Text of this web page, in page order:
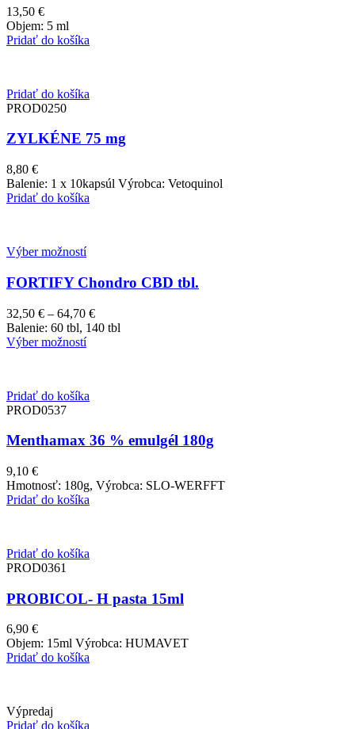
13,50 €
Objem: 5 ml
Pridať do košíka
Pridať do košíka
PROD0250
ZYLKÉNE 75 mg
8,80 €
Balenie: 1 x 10kapsúl Výrobca: Vetoquinol
Pridať do košíka
Výber možností
FORTIFY Chondro CBD tbl.
32,50 € – 64,70 €Price
range:
Balenie: 60 tbl, 140 tbl
Výber možností
Pridať do košíka
PROD0537
Menthamax 36 % emulgél 180g
9,10 €
Hmotnosť: 180g, Výrobca: SLO-WERFFT
Pridať do košíka
Pridať do košíka
PROD0361
PROBICOL- H pasta 15ml
6,90 €
Objem: 15ml Výrobca: HUMAVET
Pridať do košíka
Výpredaj
Pridať do košíka